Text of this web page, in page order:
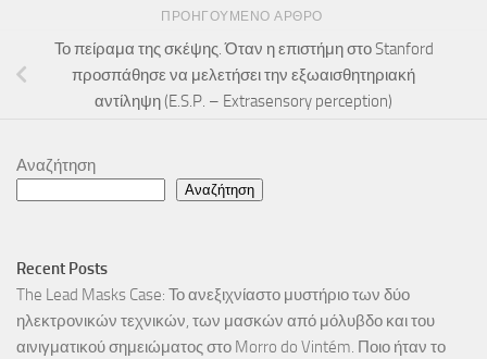
ΠΡΟΗΓΟΎΜΕΝΟ ΆΡΘΡΟ
Το πείραμα της σκέψης. Όταν η επιστήμη στο Stanford
προσπάθησε να μελετήσει την εξωαισθητηριακή
αντίληψη (E.S.P. – Extrasensory perception)
Αναζήτηση
Αναζήτηση
Recent Posts
The Lead Masks Case: Το ανεξιχνίαστο μυστήριο των δύο
ηλεκτρονικών τεχνικών, των μασκών από μόλυβδο και του
αινιγματικού σημειώματος στο Morro do Vintém. Ποιο ήταν το